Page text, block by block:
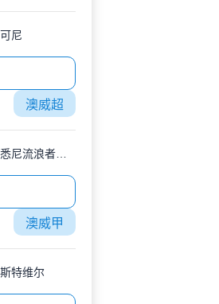
尼
澳威超
西悉尼流浪者青年队
澳威甲
特维尔